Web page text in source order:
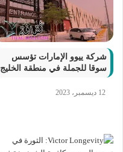
شركة ييوو الإمارات تؤسس
سوقا للجملة في منطقة الخليج
12 ديسمبر، 2023